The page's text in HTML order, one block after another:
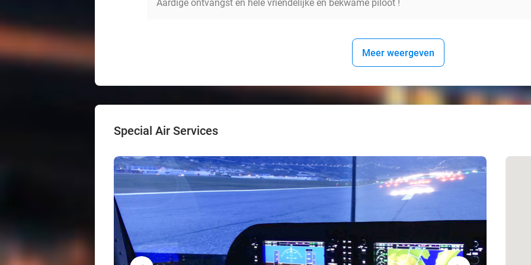
Aardige ontvangst en hele vriendelijke en bekwame piloot !
Meer weergeven
Special Air Services